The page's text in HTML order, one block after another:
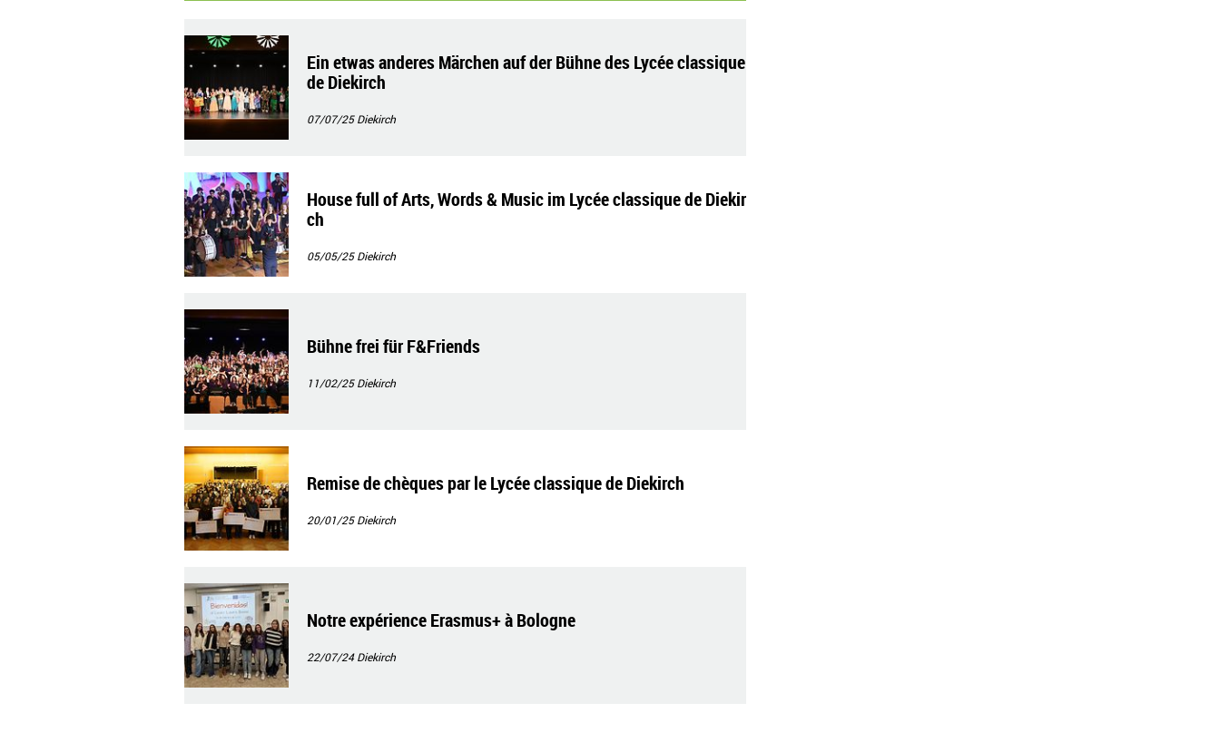
Ein etwas anderes Märchen auf der Bühne des Lycée classique
de Diekirch
07/07/25Diekirch
House full of Arts, Words & Music im Lycée classique de Diekir
ch
05/05/25Diekirch
Bühne frei für F&Friends
11/02/25Diekirch
Remise de chèques par le Lycée classique de Diekirch
20/01/25Diekirch
Notre expérience Erasmus+ à Bologne
22/07/24Diekirch